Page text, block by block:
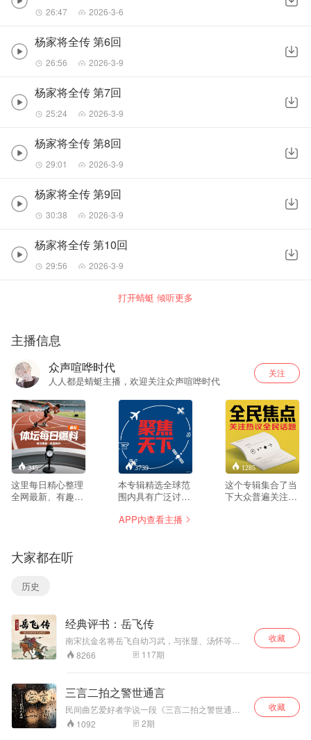
26:47 2026-3-6
杨家将全传 第6回
26:56 2026-3-9
杨家将全传 第7回
25:24 2026-3-9
杨家将全传 第8回
29:01 2026-3-9
杨家将全传 第9回
30:38 2026-3-9
杨家将全传 第10回
29:56 2026-3-9
打开蜻蜓 倾听更多
主播信息
众声喧哗时代
人人都是蜻蜓主播，欢迎关注众声喧哗时代
关注
345
这里每日精心整理
全网最新、有趣、
元领域。不追热
点，只聚焦值得你
物，帮助你在碎片
实用灵感和生活惊
喜。我们拒绝低质
重复，坚持筛选优
质、正向、有温度
的内容，为你打造
轻阅读体验。像逛
精品市集一样，每
天收获一点新鲜
感，让探索成为日
常习惯
3739
本专辑精选全球范
围内具有广泛讨论
会趋势与热点事
环保行动或传统文
化传承实录。通过
民间视角呈现世界
运行的生动切片，
视野，理解多元文
明共性与差异。所
有内容均来自公开
网络信息整理，平
台不对国际事件时
1285
这个专辑集合了当
下大众普遍关注、
们不做事件报道，
而是提炼具有长期
价值的思考片段，
让你透过“大家正在
看的内容”，触摸真
实世界的温度与脉
APP内查看主播
大家都在听
历史
经典评书：岳飞传
南宋抗金名将岳飞自幼习武，与张显、汤怀等结
拜。他投军报国，枪挑小梁王，后率领岳家军抗
击金兵。书中精彩篇章脍炙人口，生动形象。
8266 117期
收藏
三言二拍之警世通言
民间曲艺爱好者学说一段《三言二拍之警世通
言》。 您有任何的意见、建议、想听的书，欢迎
添加工众号：老四书场，获取我的个人联系方
1092 2期
收藏